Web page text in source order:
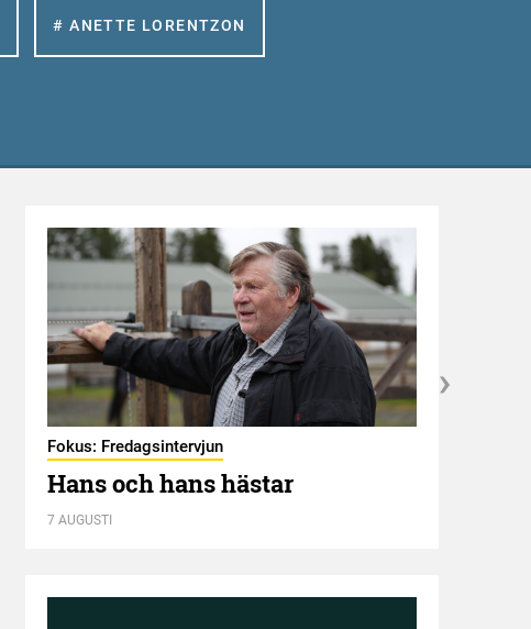
# ANETTE LORENTZON
Fokus: Fredagsintervjun
Hans och hans hästar
7 AUGUSTI